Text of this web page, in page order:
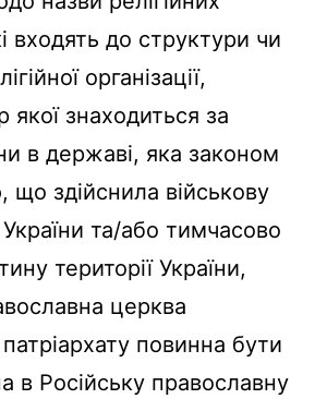
входять до структури чи
організації,
якої знаходиться за
в державі, яка законом
що здійснила військову
та/або тимчасово
території України,
церква
повинна бути
в Російську православну